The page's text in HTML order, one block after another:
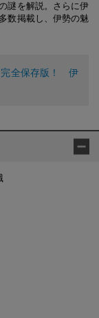
謎を解説。さらに伊
数掲載し、伊勢の魅
完全保存版！ 伊